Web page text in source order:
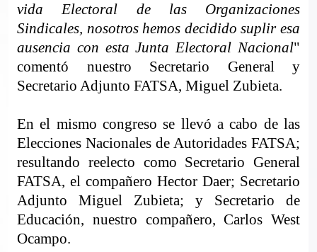
vida Electoral de las Organizaciones
Sindicales, nosotros hemos decidido suplir esa
ausencia con esta Junta Electoral Nacional"
comentó nuestro Secretario General y
Secretario Adjunto FATSA, Miguel Zubieta.
En el mismo congreso se llevó a cabo de las
Elecciones Nacionales de Autoridades FATSA;
resultando reelecto como Secretario General
FATSA, el compañero Hector Daer; Secretario
Adjunto Miguel Zubieta; y Secretario de
Educación, nuestro compañero, Carlos West
Ocampo.